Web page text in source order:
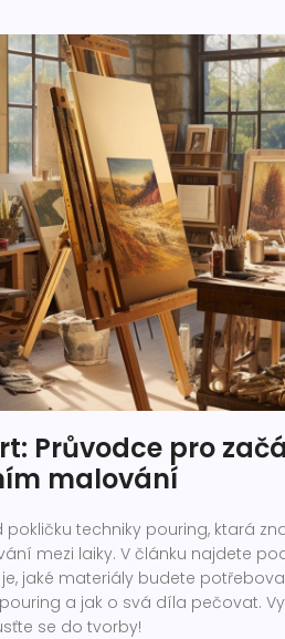
Průvodce pro
malování
pokličku techniky pouring, ktará
mezi laiky. V článku najdete
jaké materiály budete
a jak o svá díla pečovat.
se do tvorby!